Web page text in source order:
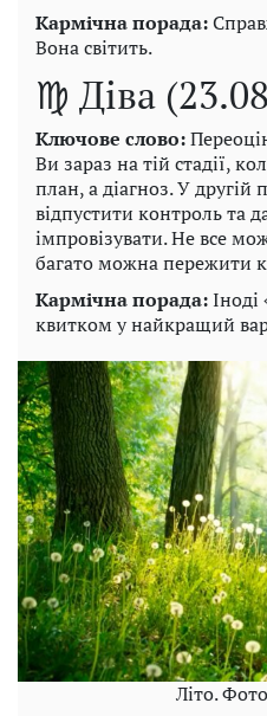
Кармічна порада:
Вона світить.
♍ Діва
Ключове слово:
Ви зараз на тій стадії,
план, а діагноз. У другій
відпустити контроль та
імпровізувати. Не все
багато можна пережити
Кармічна порада:
квитком у найкращий
Літо.